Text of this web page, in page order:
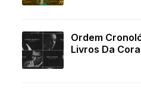
Ordem
Livros Da